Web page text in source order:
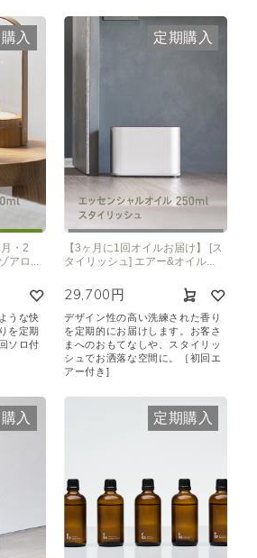
250ml
ル450ml
※一つお選びください
隔月お届け
クリア
入
・2
アロ...
うな快
を定期
ソロ付
定期購入
【3ヶ月に1回オイルお届け】 [ス
タイリッシュ] エアー&オイル...
29,700円
デザイン性の高い洗練された香り
を定期的にお届けします。お客さ
まへのおもてなしや、スタイリッ
シュでお洒落な空間に。［初回エ
アー付き]
入 定期購入